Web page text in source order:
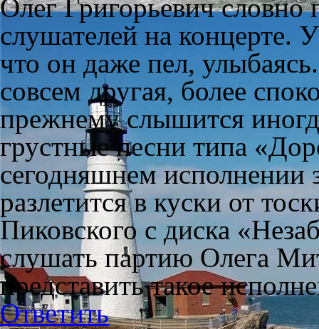
Олег Григорьевич словно
слушателей на концерте.
что он даже пел,
совсем другая, более
прежнему слышится
грустные песни типа
сегодняшнем исполнении
разлетится в куски от
Пиковского с диска
слушать партию Олега
представить такое
Ответить